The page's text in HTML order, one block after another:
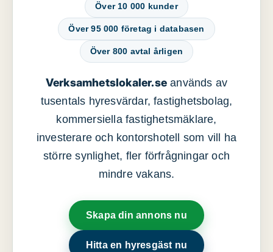
Över 10 000 kunder
Över 95 000 företag i databasen
Över 800 avtal årligen
Verksamhetslokaler.se används av
tusentals hyresvärdar, fastighetsbolag,
kommersiella fastighetsmäklare,
investerare och kontorshotell som vill ha
större synlighet, fler förfrågningar och
mindre vakans.
Skapa din annons nu
Hitta en hyresgäst nu